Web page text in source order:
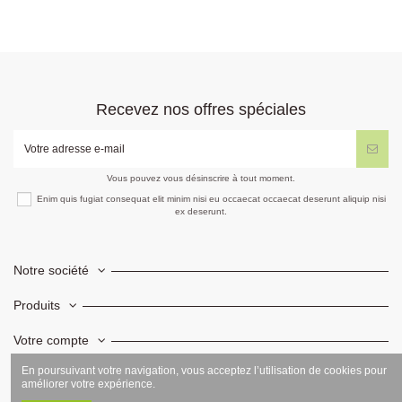
Recevez nos offres spéciales
Vous pouvez vous désinscrire à tout moment.
Enim quis fugiat consequat elit minim nisi eu occaecat occaecat deserunt aliquip nisi
ex deserunt.
Notre société
Produits
Votre compte
Informations
En poursuivant votre navigation, vous acceptez l’utilisation de cookies pour
améliorer votre expérience.